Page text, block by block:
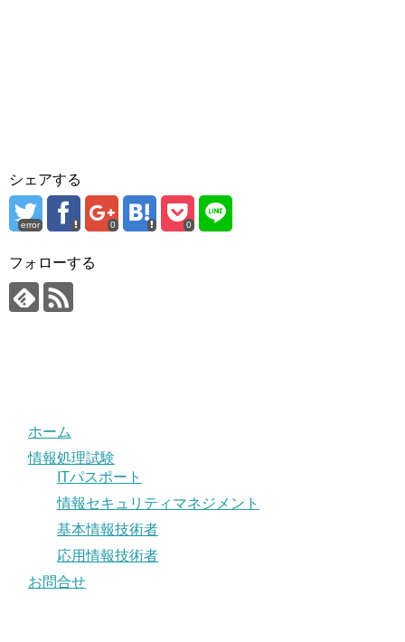
シェアする
error 0 0
フォローする
ホーム
情報処理試験
ITパスポート
情報セキュリティマネジメント
基本情報技術者
応用情報技術者
お問合せ